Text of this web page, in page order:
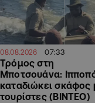
08.08.2026 07:33
Τρόμος στη
Μποτσουάνα:
καταδιώκει σκάφος
τουρίστες (ΒΙΝΤΕΟ)